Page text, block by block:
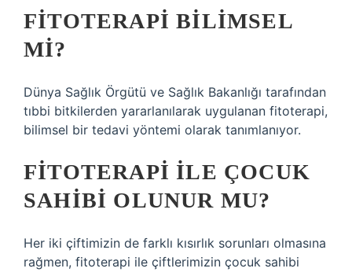
FITOTERAPI BILIMSEL
MI?
Dünya Sağlık Örgütü ve Sağlık Bakanlığı tarafından
tıbbi bitkilerden yararlanılarak uygulanan fitoterapi,
bilimsel bir tedavi yöntemi olarak tanımlanıyor.
FITOTERAPI ILE ÇOCUK
SAHIBI OLUNUR MU?
Her iki çiftimizin de farklı kısırlık sorunları olmasına
rağmen, fitoterapi ile çiftlerimizin çocuk sahibi